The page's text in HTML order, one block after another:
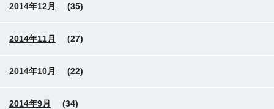
2014年12月 (35)
2014年11月 (27)
2014年10月 (22)
2014年9月 (34)